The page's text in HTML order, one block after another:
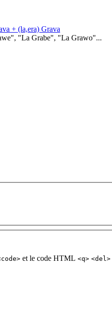
+ (la,era) Grava
"La Grabe", "La Grawo"...
et le code HTML <q> <del>